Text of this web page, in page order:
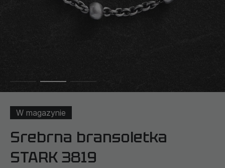
W magazynie
Srebrna bransoletka
STARK 3819